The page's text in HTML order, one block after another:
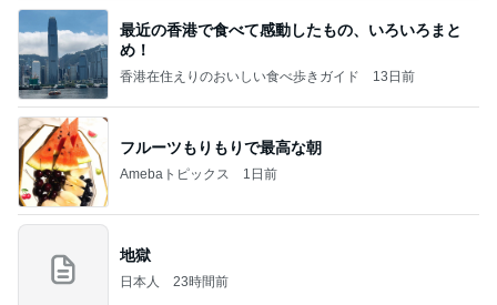
最近の香港で食べて感動したもの、いろいろまと
め！
香港在住えりのおいしい食べ歩きガイド 13日前
フルーツもりもりで最高な朝
Amebaトピックス 1日前
地獄
日本人 23時間前